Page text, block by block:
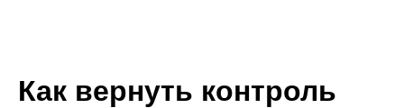
Как вернуть контроль